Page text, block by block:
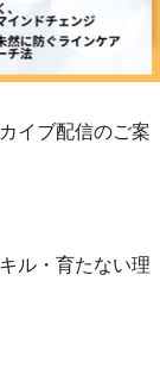
イブ配信のご案
ル・育たない理